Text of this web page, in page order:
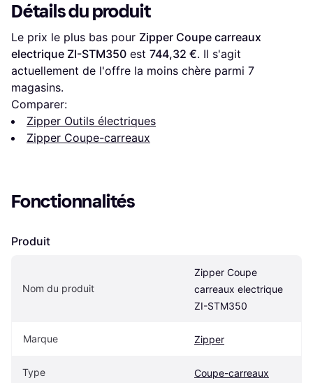
Détails du produit
Le prix le plus bas pour Zipper Coupe carreaux
electrique ZI-STM350 est 744,32 €. Il s'agit
actuellement de l'offre la moins chère parmi 7
magasins.
Comparer:
Zipper Outils électriques
Zipper Coupe-carreaux
Fonctionnalités
Produit
Nom du produit
Zipper Coupe
carreaux electrique
ZI-STM350
Marque Zipper
Type Coupe-carreaux